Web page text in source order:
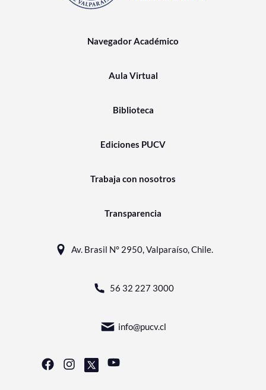
Navegador Académico
Aula Virtual
Biblioteca
Ediciones PUCV
Trabaja con nosotros
Transparencia
Av. Brasil N° 2950, Valparaíso, Chile.
56 32 227 3000
info@pucv.cl